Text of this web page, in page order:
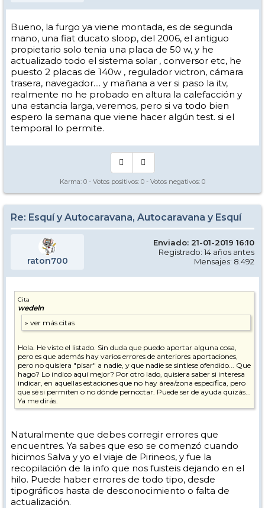
Bueno, la furgo ya viene montada, es de segunda
mano, una fiat ducato sloop, del 2006, el antiguo
propietario solo tenia una placa de 50 w, y he
actualizado todo el sistema solar , conversor etc, he
puesto 2 placas de 140w , regulador victron, cámara
trasera, navegador.... y mañana a ver si paso la itv,
realmente no he probado en altura la calefacción y
una estancia larga, veremos, pero si va todo bien
espero la semana que viene hacer algún test. si el
temporal lo permite.
Karma: 0 - Votos positivos: 0 - Votos negativos: 0
Re: Esquí y Autocaravana, Autocaravana y Esquí
raton700
Enviado: 21-01-2019 16:10
Registrado: 14 años antes
Mensajes: 8.492
Cita
wedeln
Hola. He visto el listado. Sin duda que puedo aportar alguna cosa,
pero es que además hay varios errores de anteriores aportaciones,
pero no quisiera "pisar" a nadie, y que nadie se sintiese ofendido... Que
hago? Lo indico aquí mejor? Por otro lado, quisiera saber si interesa
indicar, en aquellas estaciones que no hay área/zona específica, pero
que sé si permiten o no dónde pernoctar. Puede ser de ayuda quizás...
Ya me dirás.
Naturalmente que debes corregir errores que
encuentres. Ya sabes que eso se comenzó cuando
hicimos Salva y yo el viaje de Pirineos, y fue la
recopilación de la info que nos fuisteis dejando en el
hilo. Puede haber errores de todo tipo, desde
tipográficos hasta de desconocimiento o falta de
actualización.